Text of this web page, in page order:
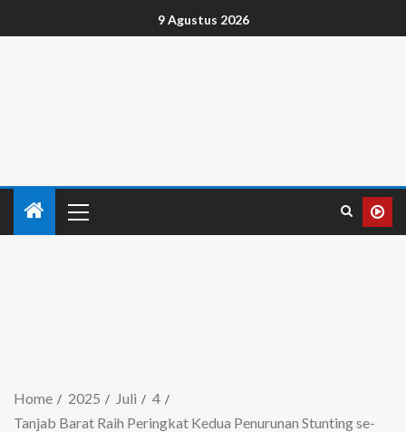
9 Agustus 2026
Home 2025 Juli
4
Tanjab Barat Raih Peringkat Kedua Penurunan Stunting se-